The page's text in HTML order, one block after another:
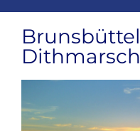
grösseres
Bild